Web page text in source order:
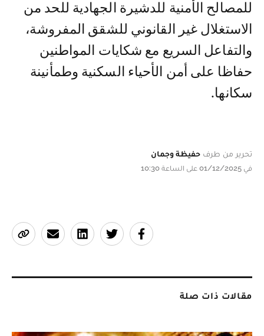
للمصالح الأمنية للدشيرة الجهادية للحد من
الاستغلال غير القانوني للشقق المفروشة،
والتفاعل السريع مع شكايات المواطنين
حفاظا على أمن الأحياء السكنية وطمأنينة
سكانها.
تحرير من طرف حفيظة وجمان
في 01/12/2025 على الساعة 10:30
مقالات ذات صلة